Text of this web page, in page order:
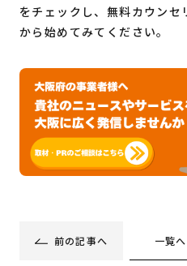
をチェックし、無料カウンセ
から始めてみてください。
前の記事へ 一覧